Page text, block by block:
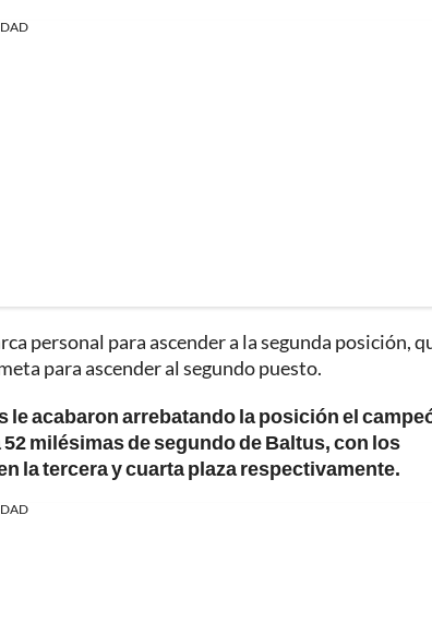
personal para ascender a la segunda posición,
para ascender al segundo puesto.
acabaron arrebatando la posición el
milésimas de segundo de Baltus, con los
la tercera y cuarta plaza respectivamente.